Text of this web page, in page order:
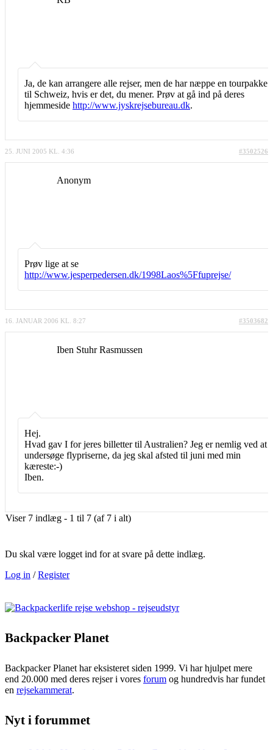
Ja, de kan arrangere alle rejser, men de har næppe en tourpakke
til Schweiz, hvis er det, du mener. Prøv at gå ind på deres
hjemmeside http://www.jyskrejsebureau.dk.
25. JUNI 2005 KL. 4:36 #3502526
Anonym
Prøv lige at se
http://www.jesperpedersen.dk/1998Laos%5Ffuprejse/
16. JANUAR 2006 KL. 8:27 #3503682
Iben Stuhr Rasmussen
Hej.
Hvad gav I for jeres billetter til Australien? Jeg er nemlig ved at
undersøge flypriserne, da jeg skal afsted til juni med min
kæreste:-)
Iben.
Viser 7 indlæg - 1 til 7 (af 7 i alt)
Du skal være logget ind for at svare på dette indlæg.
Log in /Register
Backpacker Planet
Backpacker Planet har eksisteret siden 1999. Vi har hjulpet mere
end 20.000 med deres rejser i vores forum og hundredvis har fundet
en rejsekammerat.
Nyt i forummet